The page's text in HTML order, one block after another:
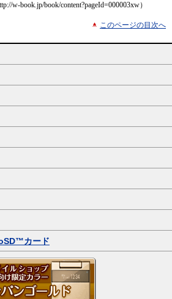
w-book.jp/book/content?pageId=000003xw）
このページの目次へ
カード